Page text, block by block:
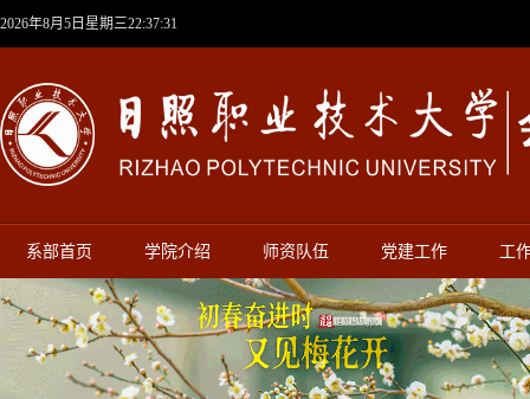
2026年8月5日星期三22:37:32
系部首页 学院介绍 师资队伍 党建工作 工